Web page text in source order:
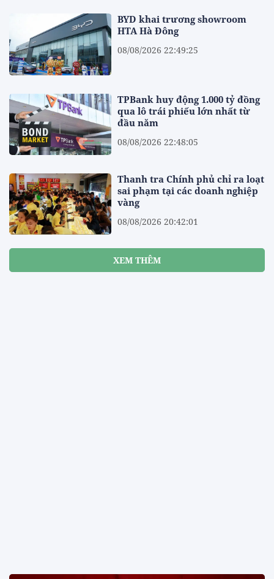
BYD khai trương showroom
HTA Hà Đông
08/08/2026 22:49:25
TPBank huy động 1.000 tỷ đồng
qua lô trái phiếu lớn nhất từ
đầu năm
08/08/2026 22:48:05
Thanh tra Chính phủ chỉ ra loạt
sai phạm tại các doanh nghiệp
vàng
08/08/2026 20:42:01
XEM THÊM